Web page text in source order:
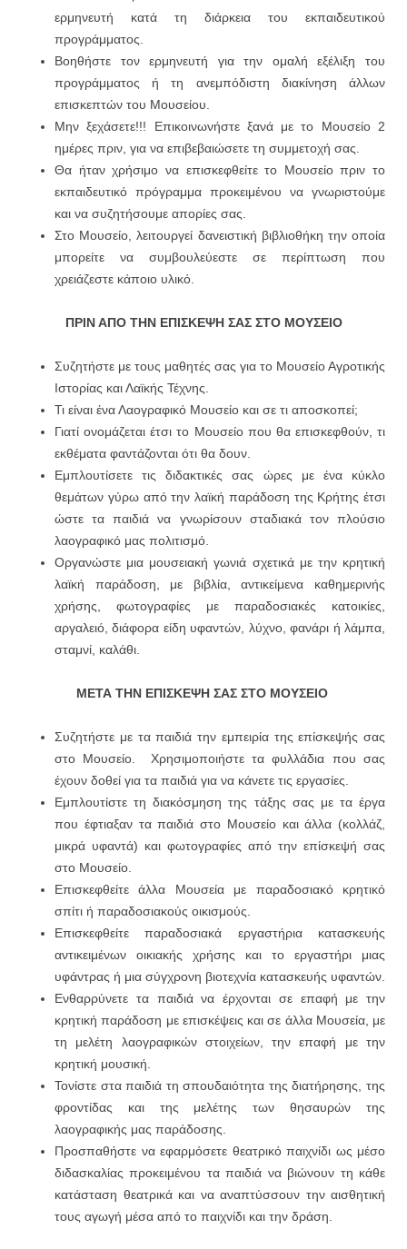
ερμηνευτή κατά τη διάρκεια του εκπαιδευτικού
προγράμματος.
Βοηθήστε τον ερμηνευτή για την ομαλή εξέλιξη του
προγράμματος ή τη ανεμπόδιστη διακίνηση άλλων
επισκεπτών του Μουσείου.
Μην ξεχάσετε!!! Επικοινωνήστε ξανά με το Μουσείο 2
ημέρες πριν, για να επιβεβαιώσετε τη συμμετοχή σας.
Θα ήταν χρήσιμο να επισκεφθείτε το Μουσείο πριν το
εκπαιδευτικό πρόγραμμα προκειμένου να γνωριστούμε
και να συζητήσουμε απορίες σας.
Στο Μουσείο, λειτουργεί δανειστική βιβλιοθήκη την οποία
μπορείτε να συμβουλεύεστε σε περίπτωση που
χρειάζεστε κάποιο υλικό.
ΠΡΙΝ ΑΠΟ ΤΗΝ ΕΠΙΣΚΕΨΗ ΣΑΣ ΣΤΟ ΜΟΥΣΕΙΟ
Συζητήστε με τους μαθητές σας για το Μουσείο Αγροτικής
Ιστορίας και Λαϊκής Τέχνης.
Τι είναι ένα Λαογραφικό Μουσείο και σε τι αποσκοπεί;
Γιατί ονομάζεται έτσι το Μουσείο που θα επισκεφθούν, τι
εκθέματα φαντάζονται ότι θα δουν.
Εμπλουτίσετε τις διδακτικές σας ώρες με ένα κύκλο
θεμάτων γύρω από την λαϊκή παράδοση της Κρήτης έτσι
ώστε τα παιδιά να γνωρίσουν σταδιακά τον πλούσιο
λαογραφικό μας πολιτισμό.
Οργανώστε μια μουσειακή γωνιά σχετικά με την κρητική
λαϊκή παράδοση, με βιβλία, αντικείμενα καθημερινής
χρήσης, φωτογραφίες με παραδοσιακές κατοικίες,
αργαλειό, διάφορα είδη υφαντών, λύχνο, φανάρι ή λάμπα,
σταμνί, καλάθι.
ΜΕΤΑ ΤΗΝ ΕΠΙΣΚΕΨΗ ΣΑΣ ΣΤΟ ΜΟΥΣΕΙΟ
Συζητήστε με τα παιδιά την εμπειρία της επίσκεψής σας
στο Μουσείο. Χρησιμοποιήστε τα φυλλάδια που σας
έχουν δοθεί για τα παιδιά για να κάνετε τις εργασίες.
Εμπλουτίστε τη διακόσμηση της τάξης σας με τα έργα
που έφτιαξαν τα παιδιά στο Μουσείο και άλλα (κολλάζ,
μικρά υφαντά) και φωτογραφίες από την επίσκεψή σας
στο Μουσείο.
Επισκεφθείτε άλλα Μουσεία με παραδοσιακό κρητικό
σπίτι ή παραδοσιακούς οικισμούς.
Επισκεφθείτε παραδοσιακά εργαστήρια κατασκευής
αντικειμένων οικιακής χρήσης και το εργαστήρι μιας
υφάντρας ή μια σύγχρονη βιοτεχνία κατασκευής υφαντών.
Ενθαρρύνετε τα παιδιά να έρχονται σε επαφή με την
κρητική παράδοση με επισκέψεις και σε άλλα Μουσεία, με
τη μελέτη λαογραφικών στοιχείων, την επαφή με την
κρητική μουσική.
Τονίστε στα παιδιά τη σπουδαιότητα της διατήρησης, της
φροντίδας και της μελέτης των θησαυρών της
λαογραφικής μας παράδοσης.
Προσπαθήστε να εφαρμόσετε θεατρικό παιχνίδι ως μέσο
διδασκαλίας προκειμένου τα παιδιά να βιώνουν τη κάθε
κατάσταση θεατρικά και να αναπτύσσουν την αισθητική
τους αγωγή μέσα από το παιχνίδι και την δράση.